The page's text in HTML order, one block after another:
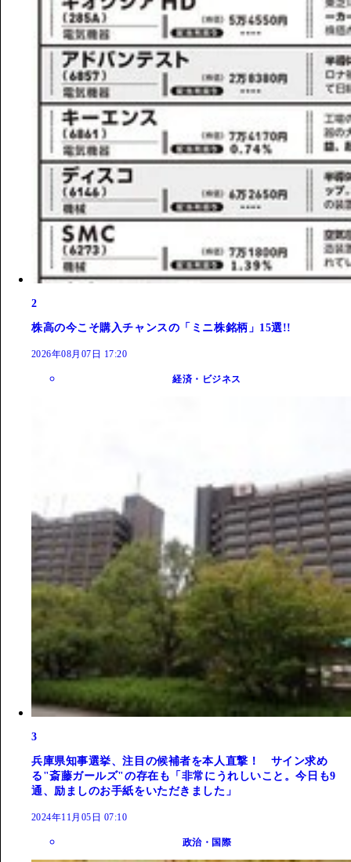
2
株高の今こそ購入チャンスの「ミニ株銘柄」15選!!
2026年08月07日 17:20
経済・ビジネス
3
兵庫県知事選挙、注目の候補者を本人直撃！ サイン求め
る"斎藤ガールズ"の存在も「非常にうれしいこと。今日も9
通、励ましのお手紙をいただきました」
2024年11月05日 07:10
政治・国際